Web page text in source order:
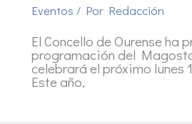
Eventos / Por Redacción
El Concello de Ourense ha
programación del
celebrará el próximo lunes
Este año,